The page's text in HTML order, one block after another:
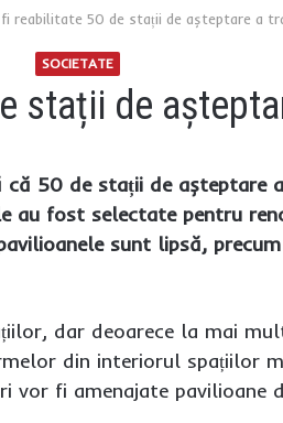
reabilitate 50 de stații de așteptare a
SOCIETATE
stații de
că 50 de stații de
au fost selectate pentru
sunt lipsă,
dar deoarece la mai
din interiorul spațiilor
vor fi amenajate pavilioane